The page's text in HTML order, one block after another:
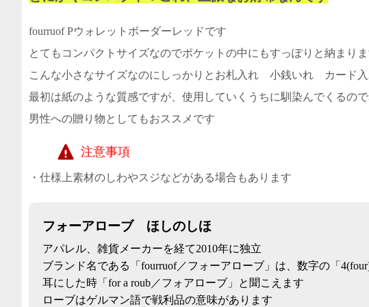
fourruof Pウォレットボーダーレッドです
とてもコンパクトサイズなのでポケットの中にもすっぽりと納まり
こんな小さなサイズなのにしっかりとお札入れ 小銭いれ カード入
最初は紙のような質感ですが、使用していくうちに馴染んでくるの
男性への贈り物としてもおススメです
注意事項
・仕様上素材のしわやスジなどがある場合もあります
フォーアローブ ほしのしほ
アパレル、雑貨メーカーを経て2010年に独立
ブランド名である「fourruof／フォーアローブ」は、数字の「
耳にした時「for a roub／フォアローブ」と聞こえます
ローブはゲルマン語で戦利品の意味があります